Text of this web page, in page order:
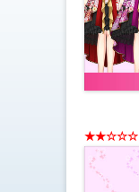
★★☆☆☆